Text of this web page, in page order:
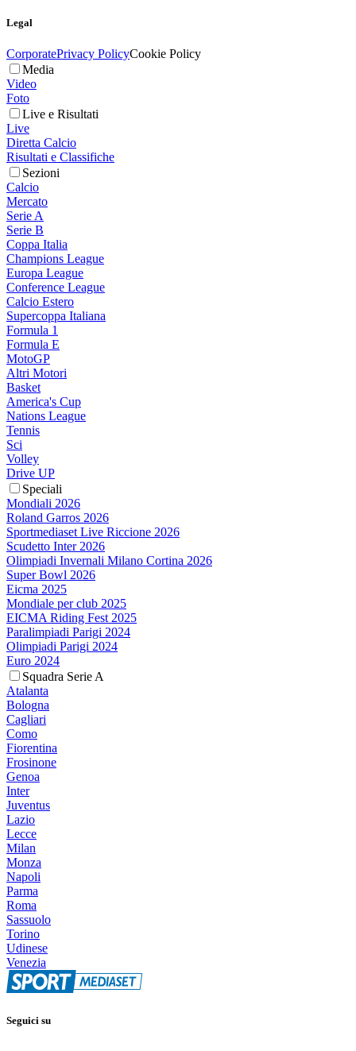
Legal
CorporatePrivacy PolicyCookie Policy
Media
Video
Foto
Live e Risultati
Live
Diretta Calcio
Risultati e Classifiche
Sezioni
Calcio
Mercato
Serie A
Serie B
Coppa Italia
Champions League
Europa League
Conference League
Calcio Estero
Supercoppa Italiana
Formula 1
Formula E
MotoGP
Altri Motori
Basket
America's Cup
Nations League
Tennis
Sci
Volley
Drive UP
Speciali
Mondiali 2026
Roland Garros 2026
Sportmediaset Live Riccione 2026
Scudetto Inter 2026
Olimpiadi Invernali Milano Cortina 2026
Super Bowl 2026
Eicma 2025
Mondiale per club 2025
EICMA Riding Fest 2025
Paralimpiadi Parigi 2024
Olimpiadi Parigi 2024
Euro 2024
Squadra Serie A
Atalanta
Bologna
Cagliari
Como
Fiorentina
Frosinone
Genoa
Inter
Juventus
Lazio
Lecce
Milan
Monza
Napoli
Parma
Roma
Sassuolo
Torino
Udinese
Venezia
Seguici su